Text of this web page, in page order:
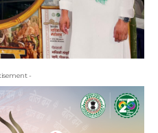
-